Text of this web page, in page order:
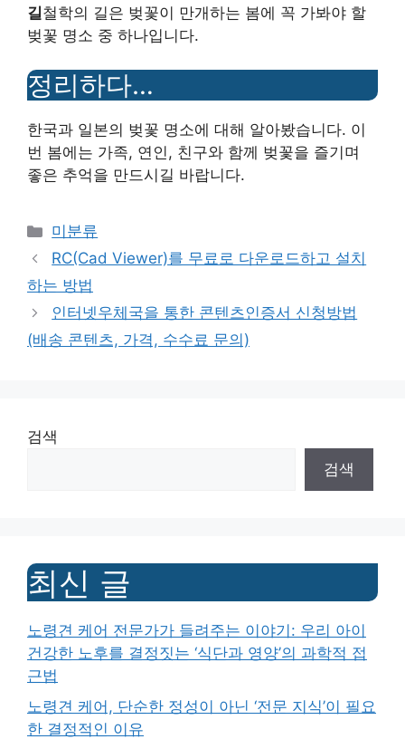
길철학의 길은 벚꽃이 만개하는 봄에 꼭 가봐야 할
벚꽃 명소 중 하나입니다.
정리하다…
한국과 일본의 벚꽃 명소에 대해 알아봤습니다. 이
번 봄에는 가족, 연인, 친구와 함께 벚꽃을 즐기며
좋은 추억을 만드시길 바랍니다.
Categories
미분류
RC(Cad Viewer)를 무료로 다운로드하고 설치
하는 방법
인터넷우체국을 통한 콘텐츠인증서 신청방법
(배송 콘텐츠, 가격, 수수료 문의)
검색
검색
최신 글
노령견 케어 전문가가 들려주는 이야기: 우리 아이
건강한 노후를 결정짓는 ‘식단과 영양’의 과학적 접
근법
노령견 케어, 단순한 정성이 아닌 ‘전문 지식’이 필요
한 결정적인 이유